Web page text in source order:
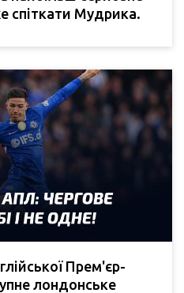
спіткати Мудрика.
Прем'єр-
лондонське